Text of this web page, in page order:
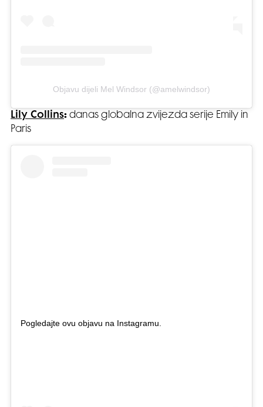
Objavu dijeli Mel Windsor (@amelwindsor)
Lily Collins: danas globalna zvijezda serije Emily in
Paris
Pogledajte ovu objavu na Instagramu.